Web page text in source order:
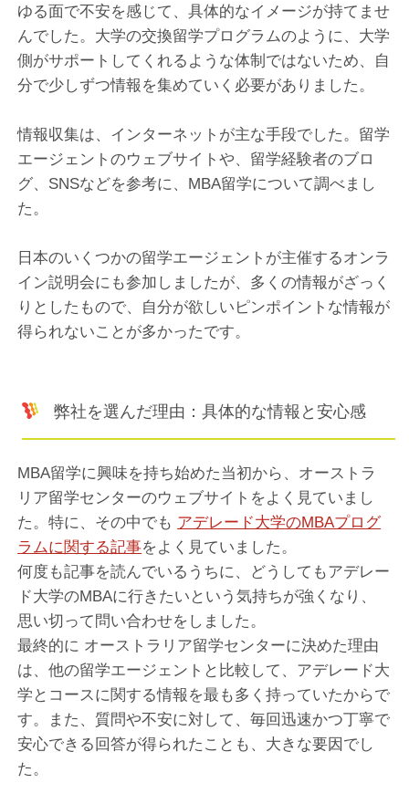
ゆる面で不安を感じて、具体的なイメージが持てませ
んでした。大学の交換留学プログラムのように、大学
側がサポートしてくれるような体制ではないため、自
分で少しずつ情報を集めていく必要がありました。
情報収集は、インターネットが主な手段でした。留学
エージェントのウェブサイトや、留学経験者のブロ
グ、SNSなどを参考に、MBA留学について調べまし
た。
日本のいくつかの留学エージェントが主催するオンラ
イン説明会にも参加しましたが、多くの情報がざっく
りとしたもので、自分が欲しいピンポイントな情報が
得られないことが多かったです。
弊社を選んだ理由：具体的な情報と安心感
MBA留学に興味を持ち始めた当初から、オーストラ
リア留学センターのウェブサイトをよく見ていまし
た。特に、その中でも アデレード大学のMBAプログ
ラムに関する記事をよく見ていました。
何度も記事を読んでいるうちに、どうしてもアデレー
ド大学のMBAに行きたいという気持ちが強くなり、
思い切って問い合わせをしました。
最終的に オーストラリア留学センターに決めた理由
は、他の留学エージェントと比較して、アデレード大
学とコースに関する情報を最も多く持っていたからで
す。また、質問や不安に対して、毎回迅速かつ丁寧で
安心できる回答が得られたことも、大きな要因でし
た。